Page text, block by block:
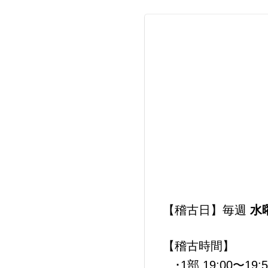
【稽古日】毎週 水
【稽古時間】
･1部 19:00〜